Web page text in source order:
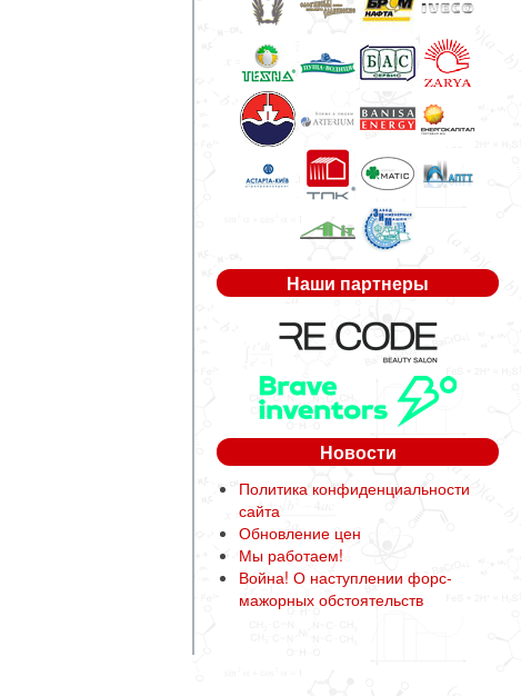
Наши партнеры
Новости
Политика конфиденциальности
сайта
Обновление цен
Мы работаем!
Война! О наступлении форс-
мажорных обстоятельств